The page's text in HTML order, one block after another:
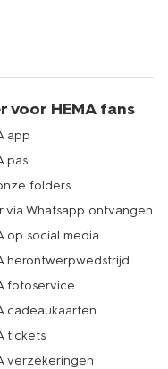
voor HEMA fans
app
pas
folders
via Whatsapp ontvangen
op social media
herontwerpwedstrijd
fotoservice
cadeaukaarten
tickets
verzekeringen